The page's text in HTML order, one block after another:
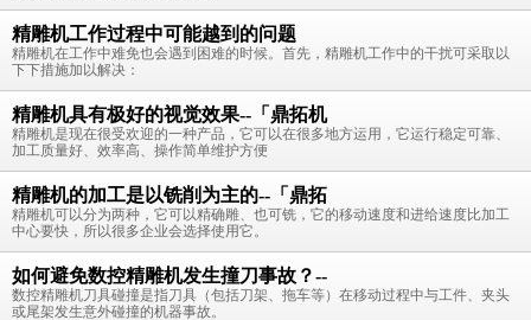
精雕机工作过程中可能越到的问题
精雕机在工作中难免也会遇到困难的时候。首先，精雕机工作中的干扰可采取以
下下措施加以解决：
精雕机具有极好的视觉效果--「鼎拓机
精雕机是现在很受欢迎的一种产品，它可以在很多地方运用，它运行稳定可靠、
加工质量好、效率高、操作简单维护方便
精雕机的加工是以铣削为主的--「鼎拓
精雕机可以分为两种，它可以精确雕、也可铣，它的移动速度和进给速度比加工
中心要快，所以很多企业会选择使用它。
如何避免数控精雕机发生撞刀事故？--
数控精雕机刀具碰撞是指刀具（包括刀架、拖车等）在移动过程中与工件、夹头
或尾架发生意外碰撞的机器事故。